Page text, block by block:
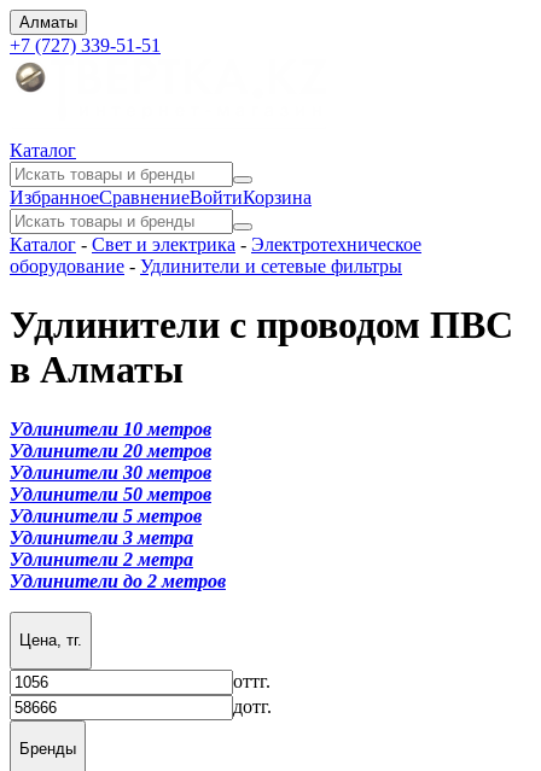
Алматы
+7 (727) 339-51-51
Каталог
ИзбранноеСравнениеВойтиКорзина
Каталог - Свет и электрика - Электротехническое
оборудование - Удлинители и сетевые фильтры
Удлинители с проводом ПВС
в Алматы
Удлинители 10 метров
Удлинители 20 метров
Удлинители 30 метров
Удлинители 50 метров
Удлинители 5 метров
Удлинители 3 метра
Удлинители 2 метра
Удлинители до 2 метров
Цена, тг.
оттг.
дотг.
Бренды